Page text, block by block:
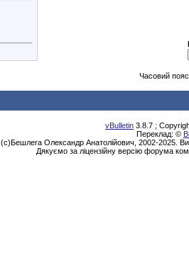
Часовий
vBulletin 3.8.7 ;
Переклад: ©
(с)Бешлега Олександр Анатолійович, 2002-2025.
Дякуємо за ліцензійну версію форума